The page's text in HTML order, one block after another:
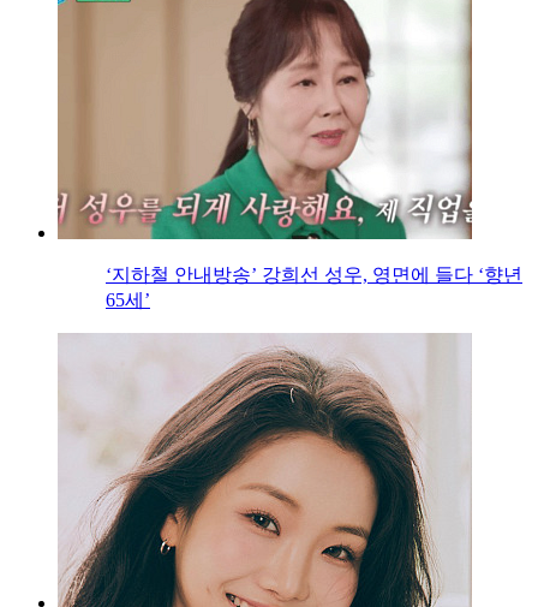
‘지하철 안내방송’ 강희선 성우, 영면에 들다 ‘향년
65세’